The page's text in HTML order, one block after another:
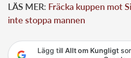
LÄS MER: Fräcka kuppen mot
inte stoppa mannen
Lägg till Allt om Kungligt